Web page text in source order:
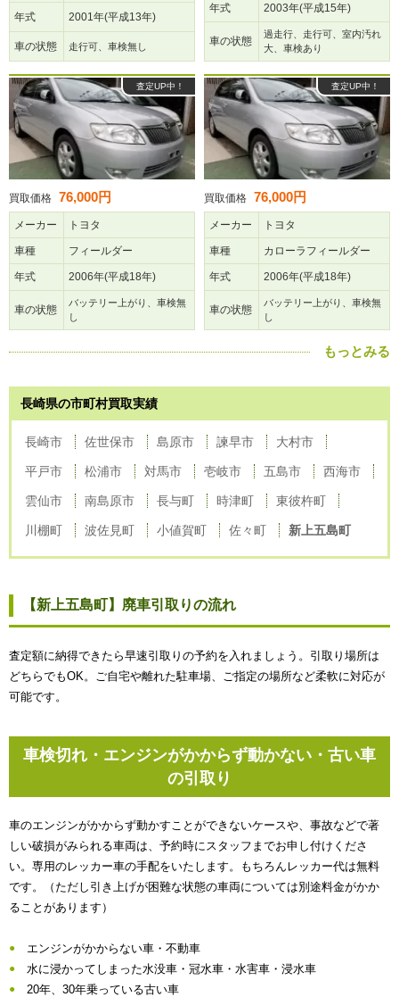
年式 2001年(平成13年)
車の状態 走行可、車検無し
年式 2003年(平成15年)
車の状態
過走行、走行可、室内汚れ
大、車検あり
査定UP中！
買取価格 76,000円
メーカー トヨタ
車種 フィールダー
年式 2006年(平成18年)
車の状態
バッテリー上がり、車検無
し
査定UP中！
買取価格 76,000円
メーカー トヨタ
車種 カローラフィールダー
年式 2006年(平成18年)
車の状態
バッテリー上がり、車検無
し
もっとみる
長崎県の市町村買取実績
長崎市 佐世保市 島原市 諫早市 大村市
平戸市 松浦市 対馬市 壱岐市 五島市 西海市
雲仙市 南島原市 長与町 時津町 東彼杵町
川棚町 波佐見町 小値賀町 佐々町 新上五島町
【新上五島町】廃車引取りの流れ
査定額に納得できたら早速引取りの予約を入れましょう。引取り場所は
どちらでもOK。ご自宅や離れた駐車場、ご指定の場所など柔軟に対応が
可能です。
車検切れ・エンジンがかからず動かない・古い車
の引取り
車のエンジンがかからず動かすことができないケースや、事故などで著
しい破損がみられる車両は、予約時にスタッフまでお申し付けくださ
い。専用のレッカー車の手配をいたします。もちろんレッカー代は無料
です。（ただし引き上げが困難な状態の車両については別途料金がかか
ることがあります）
エンジンがかからない車・不動車
水に浸かってしまった水没車・冠水車・水害車・浸水車
20年、30年乗っている古い車